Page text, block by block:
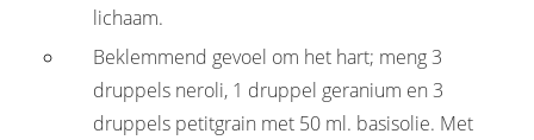
lichaam.
Beklemmend gevoel om het hart; meng 3
druppels neroli, 1 druppel geranium en 3
druppels petitgrain met 50 ml. basisolie. Met